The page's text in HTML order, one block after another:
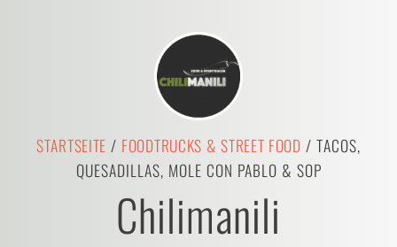
STARTSEITE / FOODTRUCKS & STREET FOOD / TACOS,
QUESADILLAS, MOLE CON PABLO & SOP
Chilimanili